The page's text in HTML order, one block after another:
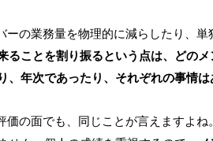
ーの業務量を物理的に減らしたり、
ることを割り振るという点は、どの
、年次であったり、それぞれの事情は
価の面でも、同じことが言えますよ